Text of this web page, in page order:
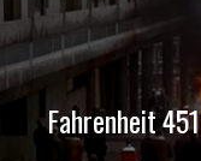
Fahrenheit